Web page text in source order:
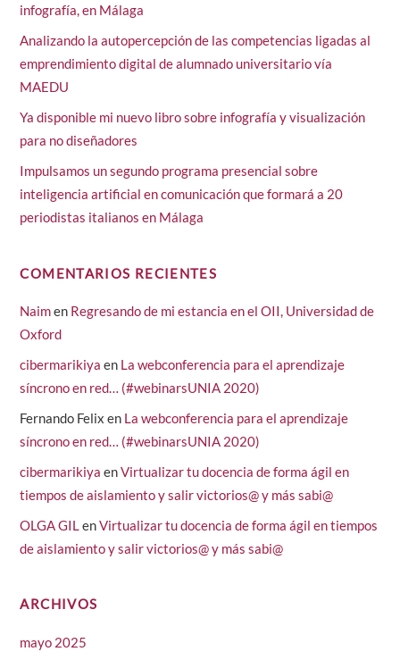
infografía, en Málaga
Analizando la autopercepción de las competencias ligadas al
emprendimiento digital de alumnado universitario vía
MAEDU
Ya disponible mi nuevo libro sobre infografía y visualización
para no diseñadores
Impulsamos un segundo programa presencial sobre
inteligencia artificial en comunicación que formará a 20
periodistas italianos en Málaga
COMENTARIOS RECIENTES
Naimen Regresando de mi estancia en el OII, Universidad de
Oxford
cibermarikiya en La webconferencia para el aprendizaje
síncrono en red… (#webinarsUNIA 2020)
Fernando Felix en La webconferencia para el aprendizaje
síncrono en red… (#webinarsUNIA 2020)
cibermarikiya enVirtualizar tu docencia de forma ágil en
tiempos de aislamiento y salir victorios@ y más sabi@
OLGA GILenVirtualizar tu docencia de forma ágil en tiempos
de aislamiento y salir victorios@ y más sabi@
ARCHIVOS
mayo 2025